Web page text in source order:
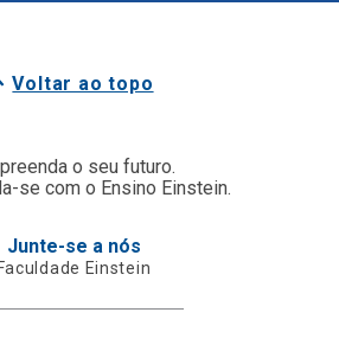
Voltar ao topo
o seu futuro.
se com o Ensino Einstein.
Junte-se a nós
Faculdade Einstein